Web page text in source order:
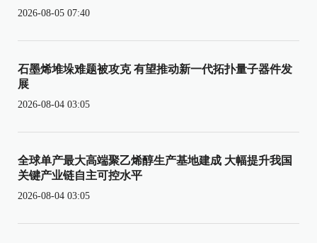
2026-08-05 07:40
石墨烯堆垛难题被攻克 有望推动新一代拓扑量子器件发
展
2026-08-04 03:05
全球单产最大高端聚乙烯醇生产基地建成 大幅提升我国
关键产业链自主可控水平
2026-08-04 03:05